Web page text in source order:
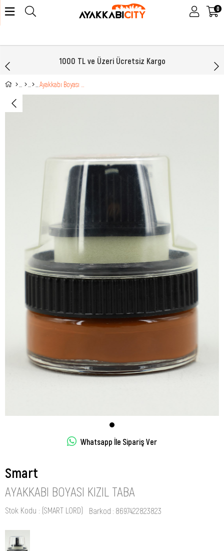
0
1000 TL ve Üzeri Ücretsiz Kargo
Whatsapp İle Sipariş Ver
Smart
AYAKKABI BOYASI KIZIL TABA
Stok Kodu (SMART LORD) Barkod : 8697422823823